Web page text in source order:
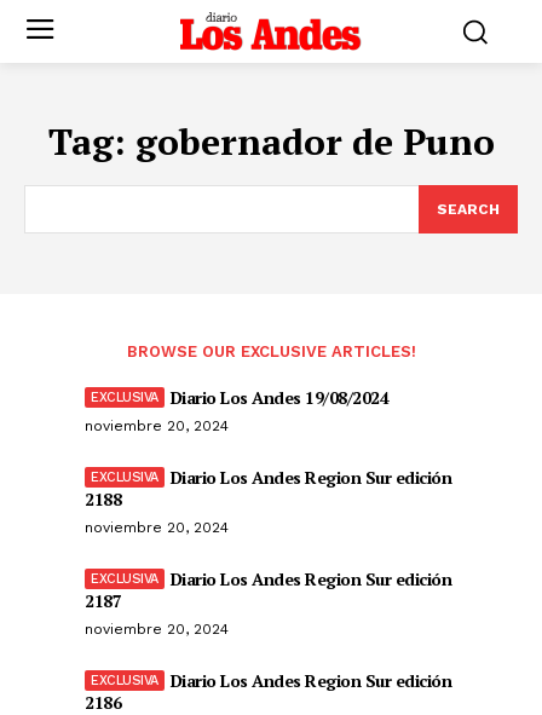
Tag: gobernador de Puno
SEARCH
BROWSE OUR EXCLUSIVE ARTICLES!
Diario Los Andes 19/08/2024
noviembre 20, 2024
Diario Los Andes Region Sur edición
2188
noviembre 20, 2024
Diario Los Andes Region Sur edición
2187
noviembre 20, 2024
Diario Los Andes Region Sur edición
2186